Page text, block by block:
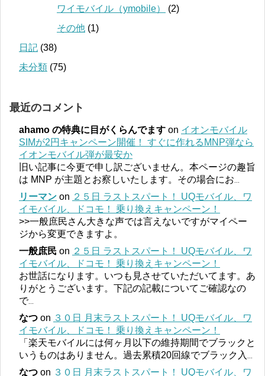
ワイモバイル（ymobile）
(2)
その他 (1)
日記 (38)
未分類 (75)
最近のコメント
ahamo の特典に目がくらんでます on イオンモバイル
SIMが2円キャンペーン開催！ すぐに作れるMNP弾なら
イオンモバイル弾が最安か
旧い記事に今更で申し訳ございません。本ページの趣旨
は MNP が主題とお察しいたします。その場合にお
リーマン on ２５日 ラストスパート！ UQモバイル、ワ
イモバイル、ドコモ！ 乗り換えキャンペーン！
>>一般庶民さん大きな声では言えないですがマイペー
ジから変更できますよ。
一般庶民 on ２５日 ラストスパート！ UQモバイル、ワ
イモバイル、ドコモ！ 乗り換えキャンペーン！
お世話になります。いつも見させていただいてます。あ
りがとうございます。下記の記載についてご確認なの
で...
なつ on ３０日 月末ラストスパート！ UQモバイル、ワ
イモバイル、ドコモ！ 乗り換えキャンペーン！
「楽天モバイルには何ヶ月以下の維持期間でブラックと
いうものはありません。過去累積20回線でブラック入
なつ on ３０日 月末ラストスパート！ UQモバイル、ワ